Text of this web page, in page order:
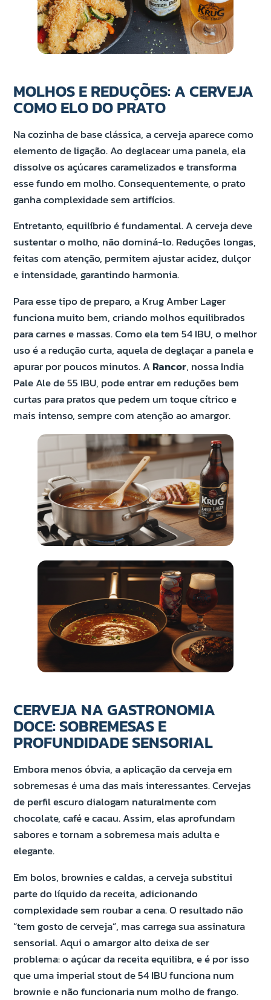
MOLHOS E REDUÇÕES: A CERVEJA
COMO ELO DO PRATO
Na cozinha de base clássica, a cerveja aparece como
elemento de ligação. Ao deglacear uma panela, ela
dissolve os açúcares caramelizados e transforma
esse fundo em molho. Consequentemente, o prato
ganha complexidade sem artifícios.
Entretanto, equilíbrio é fundamental. A cerveja deve
sustentar o molho, não dominá-lo. Reduções longas,
feitas com atenção, permitem ajustar acidez, dulçor
e intensidade, garantindo harmonia.
Para esse tipo de preparo, a Krug Amber Lager
funciona muito bem, criando molhos equilibrados
para carnes e massas. Como ela tem 54 IBU, o melhor
uso é a redução curta, aquela de deglaçar a panela e
apurar por poucos minutos. ARancor, nossa India
Pale Ale de 55 IBU, pode entrar em reduções bem
curtas para pratos que pedem um toque cítrico e
mais intenso, sempre com atenção ao amargor.
CERVEJA NA GASTRONOMIA
DOCE: SOBREMESAS E
PROFUNDIDADE SENSORIAL
Embora menos óbvia, a aplicação da cerveja em
sobremesas é uma das mais interessantes. Cervejas
de perfil escuro dialogam naturalmente com
chocolate, café e cacau. Assim, elas aprofundam
sabores e tornam a sobremesa mais adulta e
elegante.
Em bolos, brownies e caldas, a cerveja substitui
parte do líquido da receita, adicionando
complexidade sem roubar a cena. O resultado não
“tem gosto de cerveja”, mas carrega sua assinatura
sensorial. Aqui o amargor alto deixa de ser
problema: o açúcar da receita equilibra, e é por isso
que uma imperial stout de 54 IBU funciona num
brownie e não funcionaria num molho de frango.